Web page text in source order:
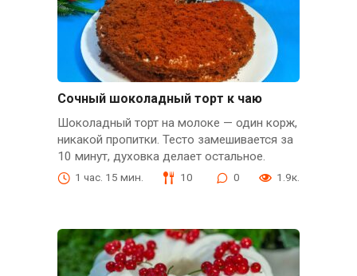
Сочный шоколадный торт к чаю
Шоколадный торт на молоке — один корж,
никакой пропитки. Тесто замешивается за
10 минут, духовка делает остальное.
1 час. 15 мин. 10 0 1.9к.